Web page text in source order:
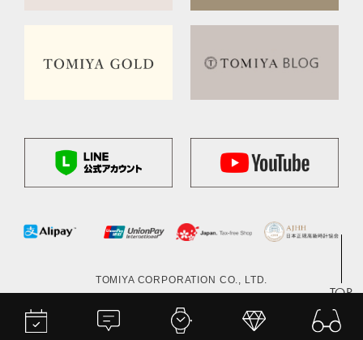
TOP
TOMIYA CORPORATION CO., LTD.